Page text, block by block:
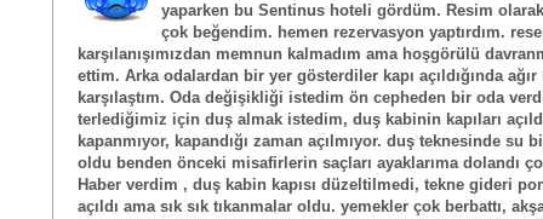
yaparken bu Sentinus hoteli gördüm. Resim
çok beğendim. hemen rezervasyon yaptırdım.
karşılanışımızdan memnun kalmadım ama hoşgörülü
ettim. Arka odalardan bir yer gösterdiler kapı açıldığında
karşılaştım. Oda değişikliği istedim ön cepheden bir oda
terlediğimiz için duş almak istedim, duş kabinin kapıları
kapanmıyor, kapandığı zaman açılmıyor. duş teknesinde su
oldu benden önceki misafirlerin saçları ayaklarıma dolandı
Haber verdim , duş kabin kapısı düzeltilmedi, tekne gideri
açıldı ama sık sık tıkanmalar oldu. yemekler çok berbattı,